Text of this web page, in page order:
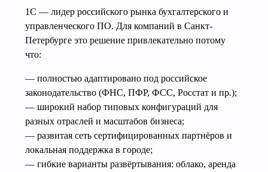
1С — лидер российского рынка бухгалтерского и
управленческого ПО. Для компаний в Санкт-
Петербурге это решение привлекательно потому
что:
— полностью адаптировано под российское
законодательство (ФНС, ПФР, ФСС, Росстат и пр.);
— широкий набор типовых конфигураций для
разных отраслей и масштабов бизнеса;
— развитая сеть сертифицированных партнёров и
локальная поддержка в городе;
— гибкие варианты развёртывания: облако, аренда